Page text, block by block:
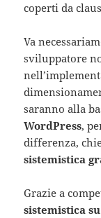
coperti da
Va
sviluppatore
saranno alla
WordPress,
differenza,
sistemistica
Grazie a
sistemistica